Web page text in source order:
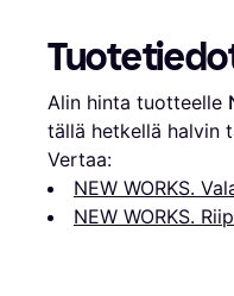
Alin hinta tuotteelle
tällä hetkellä halvin
Vertaa:
NEW WORKS.
NEW WORKS.